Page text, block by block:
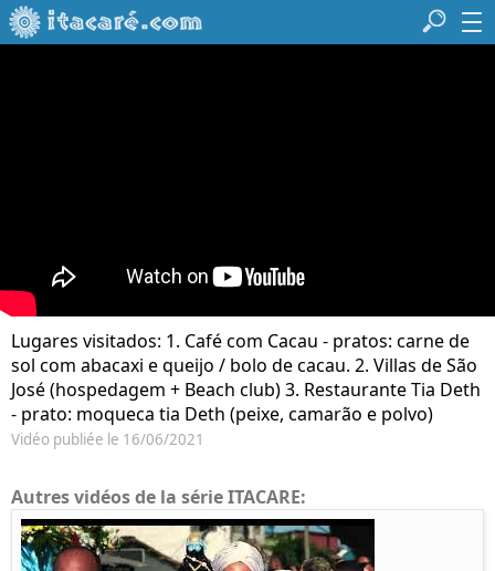
Lugares visitados: 1. Café com Cacau - pratos: carne de
sol com abacaxi e queijo / bolo de cacau. 2. Villas de São
José (hospedagem + Beach club) 3. Restaurante Tia Deth
- prato: moqueca tia Deth (peixe, camarão e polvo)
Vidéo publiée le 16/06/2021
Autres vidéos de la série ITACARE: